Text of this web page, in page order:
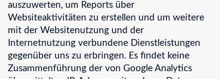
auszuwerten, um Reports über
Websiteaktivitäten zu erstellen und um weitere
mit der Websitenutzung und der
Internetnutzung verbundene Dienstleistungen
gegenüber uns zu erbringen. Es findet keine
Zusammenführung der von Google Analytics